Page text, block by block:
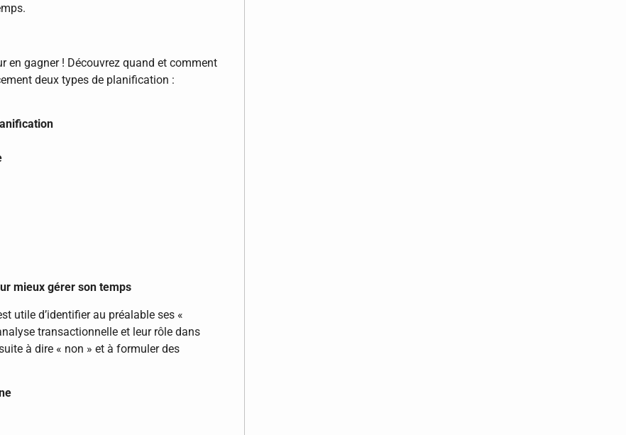
en gagner ! Découvrez quand et comment
deux types de planification :
mieux gérer son temps
utile d’identifier au préalable ses «
transactionnelle et leur rôle dans
à dire « non » et à formuler des